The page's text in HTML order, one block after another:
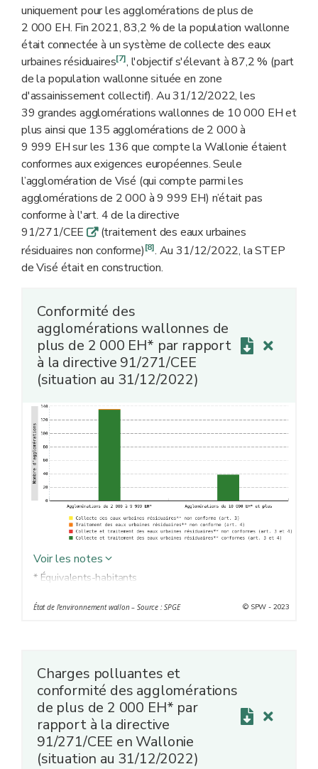
uniquement pour les agglomérations de plus de
2 000 EH. Fin 2021, 83,2 % de la population wallonne
était connectée à un système de collecte des eaux
urbaines résiduaires[7], l'objectif s'élevant à 87,2 % (part
de la population wallonne située en zone
d'assainissement collectif). Au 31/12/2022, les
39 grandes agglomérations wallonnes de 10 000 EH et
plus ainsi que 135 agglomérations de 2 000 à
9 999 EH sur les 136 que compte la Wallonie étaient
conformes aux exigences européennes. Seule
l’agglomération de Visé (qui compte parmi les
agglomérations de 2 000 à 9 999 EH) n’était pas
conforme à l'art. 4 de la directive
91/271/CEEq(traitement des eaux urbaines
résiduaires non conforme)[8]. Au 31/12/2022, la STEP
de Visé était en construction.
Conformité des
agglomérations wallonnes de
plus de 2 000 EH* par rapport
à la directive 91/271/CEE
(situation au 31/12/2022)
Voir les notes
* Équivalents-habitants
le mélange des eaux ménagères usées avec des eaux
État de l'environnement wallon – Source : SPGE © SPW - 2023
Charges polluantes et
conformité des agglomérations
de plus de 2 000 EH* par
rapport à la directive
91/271/CEE en Wallonie
(situation au 31/12/2022)